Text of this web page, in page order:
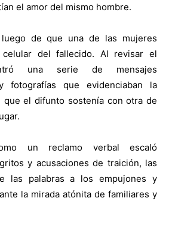
el amor del mismo hombre.
de que una de las mujeres
del fallecido. Al revisar el
una serie de mensajes
fotografías que evidenciaban la
que el difunto sostenía con otra de
un reclamo verbal escaló
y acusaciones de traición, las
las palabras a los empujones y
la mirada atónita de familiares y